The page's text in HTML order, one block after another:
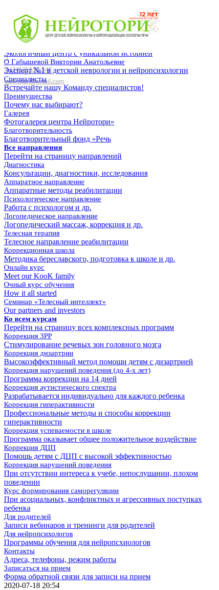
1
8 (3452) 550-548
neyrotori@gmail.com
Главная
Вернуться на главную страницу
О центре
Экологичный центр с уникальной историей
О Габышевой Виктории Анатольевне
Эксперт №1 в детской неврологии и нейропсихологии
Специалисты
Встречайте нашу Команду специалистов!
Преимущества
Почему нас выбирают?
Галерея
Фотогалерея центра Нейротори»
Благотворительность
Благотворительный фонд «Речь
Все направления
Перейти на страницу направлений
Диагностика
Консультации, диагностики, исследования
Аппаратное направление
Аппаратные методы реабилитации
Психологическое направление
Работа с психологом и др.
Логопедическое направление
Логопедический массаж, коррекция и др.
Телесная терапия
Телесное направление реабилитации
Коррекционная школа
Методика береславского, подготовка к школе и др.
Онлайн курс
Meet our KooK family
Очный курс обучения
How it all started
Семинар «Телесный интеллект»
Our partners and investors
Ко всем курсам
Перейти на страницу всех комплексных программ
Коррекция ЗРР
Cтимулирование речевых зон головного мозга
Коррекция дизартрии
Высокоэффективный метод помощи детям с дизартрией
Коррекция нарушений поведения (до 4-х лет)
Программа коррекции на 14 дней
Коррекция аутистического спектра
Разрабатывается индивидуально для каждого ребенка
Коррекция гиперактивности
Профессиональные методы и способы коррекции
гиперактивности
Коррекция успеваемости в школе
Программа оказывает общее положительное воздействие
Коррекция ДЦП
Помощь детям с ДЦП с высокой эффективностью
Коррекция нарушений поведения
При отсутствии интереса к учебе, непослушании, плохом
поведении
Курс формирования саморегуляции
При асоциальных, конфликтных и агрессивных поступках
ребенка
Для родителей
Записи вебинаров и тренинги для родителей
Для нейропсихологов
Программы обучения для нейропсхиологов
Контакты
Адреса, телефоны, режим работы
Записаться на прием
Форма обратной связи для записи на прием
2020-07-18 20:54